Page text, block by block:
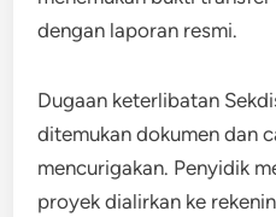
dengan laporan resmi.
Dugaan keterlibatan
ditemukan dokumen dan
mencurigakan. Penyidik
proyek dialirkan ke